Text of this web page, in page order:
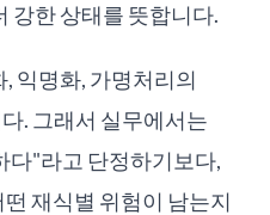
강한 상태를 뜻합니다.
익명화, 가명처리의
. 그래서 실무에서는
다"라고 단정하기보다,
재식별 위험이 남는지